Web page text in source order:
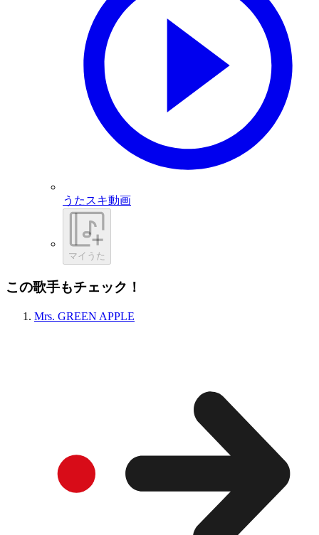
うたスキ動画
マイうた
この歌手もチェック！
Mrs. GREEN APPLE